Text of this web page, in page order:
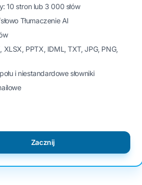
10 stron lub 3 000 słów
Tłumaczenie AI
XLSX, PPTX, IDML, TXT, JPG, PNG,
i niestandardowe słowniki
Zacznij